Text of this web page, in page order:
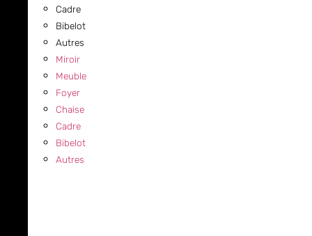
Cadre
Bibelot
Autres
Miroir
Meuble
Foyer
Chaise
Cadre
Bibelot
Autres